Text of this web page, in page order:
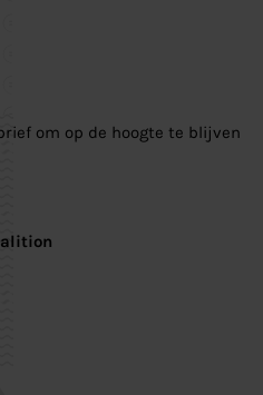
om op de hoogte te blijven